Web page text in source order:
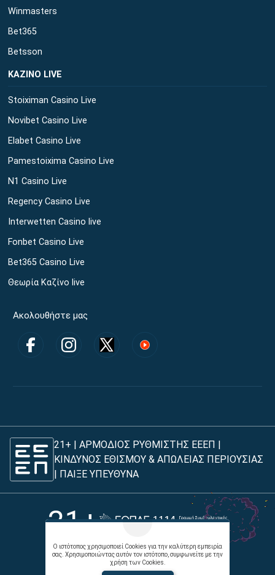
Ο ιστότοπος χρησιμοποιεί Cookies για την καλύτερη εμπειρία
σας. Χρησιμοποιώντας αυτόν τον ιστότοπο, συμφωνείτε με την
χρήση των Cookies.
Winmasters
Bet365
Betsson
ΚΑΖΙΝΟ LIVE
Stoiximan Casino Live
Novibet Casino Live
Elabet Casino Live
Pamestoixima Casino Live
N1 Casino Live
Regency Casino Live
Interwetten Casino live
Fonbet Casino Live
Bet365 Casino Live
Θεωρία Καζίνο live
Ακολουθήστε μας
21+ | ΑΡΜΟΔΙΟΣ ΡΥΘΜΙΣΤΗΣ ΕΕΕΠ |
ΚΙΝΔΥΝΟΣ ΕΘΙΣΜΟΥ & ΑΠΩΛΕΙΑΣ ΠΕΡΙΟΥΣΙΑΣ
ΠΑΙΞΕ ΥΠΕΥΘΥΝΑ
21+
Όροι χρήσης | Πολιτική απορρήτου |